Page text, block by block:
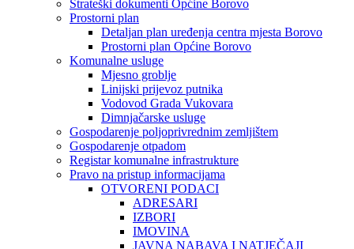
Strateški dokumenti Općine Borovo
Prostorni plan
Detaljan plan uređenja centra mjesta Borovo
Prostorni plan Općine Borovo
Komunalne usluge
Mjesno groblje
Linijski prijevoz putnika
Vodovod Grada Vukovara
Dimnjačarske usluge
Gospodarenje poljoprivrednim zemljištem
Gospodarenje otpadom
Registar komunalne infrastrukture
Pravo na pristup informacijama
OTVORENI PODACI
ADRESARI
IZBORI
IMOVINA
JAVNA NABAVA I NATJEČAJI